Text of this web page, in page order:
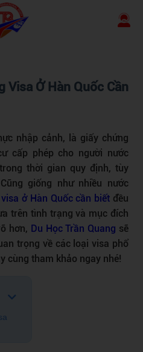
Visa Ở Hàn Quốc Cần
nhập cảnh, là giấy chứng
cấp phép cho người nước
thời gian quy định, tùy
giống như nhiều nước
ở Hàn Quốc cần biết đều
trên tình trạng và mục đích
hơn, Du Học Trần Quang sẽ
trọng về các loại visa phổ
cùng tham khảo ngay nhé!